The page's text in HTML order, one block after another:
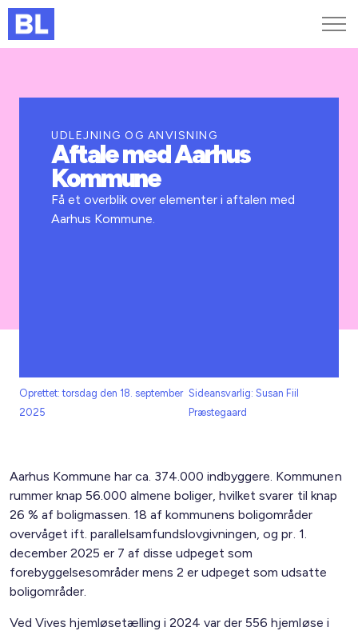
Kurser og arrangementer
Jobportalen
UDLEJNING OG ANVISNING
Aftale med Aarhus
Kommune
Få et overblik over elementer i aftalen med
Aarhus Kommune.
Oprettet: torsdag den 18. september
2025
Sideansvarlig: Susan Fiil
Præstegaard
Aarhus Kommune har ca. 374.000 indbyggere. Kommunen
rummer knap 56.000 almene boliger, hvilket svarer til knap
26 % af boligmassen. 18 af kommunens boligområder
overvåget ift. parallelsamfundslovgivningen, og pr. 1.
december 2025 er 7 af disse udpeget som
forebyggelsesområder mens 2 er udpeget som udsatte
boligområder.
Ved Vives hjemløsetælling i 2024 var der 556 hjemløse i